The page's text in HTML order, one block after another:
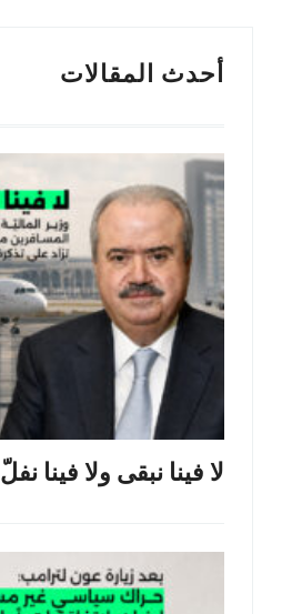
أحدث المقالات
لا فينا نبقى ولا فينا نفلّ